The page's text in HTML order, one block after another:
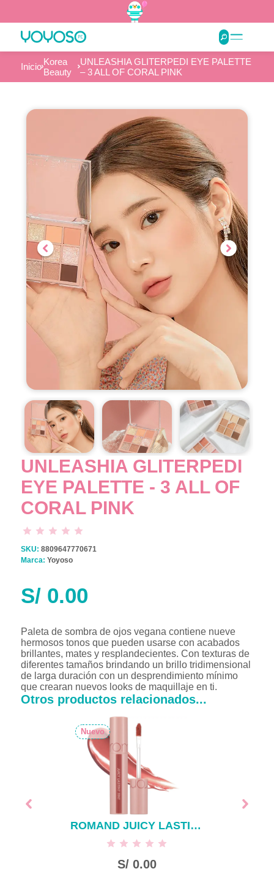
Inicio Korea
Beauty
UNLEASHIA GLITERPEDI EYE PALETTE
– 3 ALL OF CORAL PINK
UNLEASHIA GLITERPEDI
EYE PALETTE - 3 ALL OF
CORAL PINK
SKU: 8809647770671
Marca: Yoyoso
S/0.00
Paleta de sombra de ojos vegana contiene nueve
hermosos tonos que pueden usarse con acabados
brillantes, mates y resplandecientes. Con texturas de
diferentes tamaños brindando un brillo tridimensional
de larga duración con un desprendimiento mínimo
que crearan nuevos looks de maquillaje en ti.
Otros productos relacionados...
Nuevo
ROMAND JUICY LASTING TINT NUCADAMIA #23
S/0.00